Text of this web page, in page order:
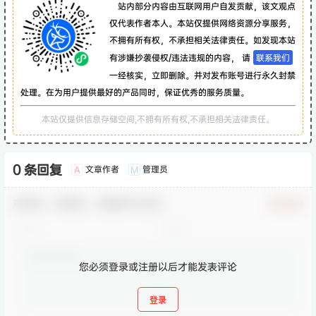
站内部分内容由互联网用户自发贡献，该文观点
仅代表作者本人。本站仅提供网络资源分享服务，
不拥有所有权，不承担相关法律责任。如发现本站
有涉嫌抄袭侵权/违法违规的内容， 请 联系我们
一经核实，立即删除。并对发布账号进行永久封禁
处理。在为用户提供最好的产品同时，保证优秀的服务质量。
本站仅提供信息存储空间,不拥有所有权,不承担相关法律责任。
0 条回复 A 文章作者 M 管理员
您必须登录或注册以后才能发表评论
登录